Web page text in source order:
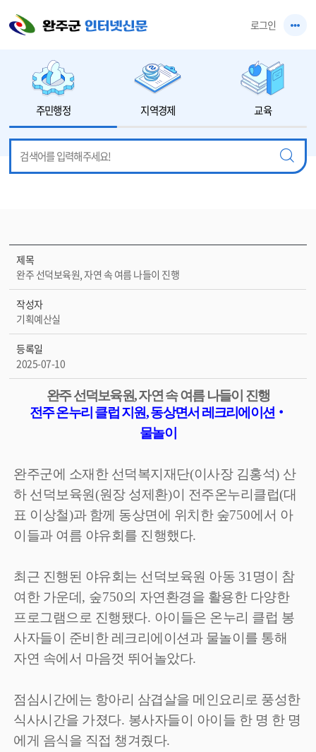
로그인
주민행정 지역경제 교육
제목
완주 선덕보육원, 자연 속 여름 나들이 진행
작성자
기획예산실
등록일
2025-07-10
완주 선덕보육원,자연 속 여름 나들이 진행
전주 온누리 클럽 지원,동상면서 레크리에이션 ‧
물놀이
완주군에 소재한 선덕복지재단(이사장 김홍석) 산
하 선덕보육원(원장 성제환)이 전주온누리클럽(대
표 이상철)과 함께 동상면에 위치한 숲750에서 아
이들과 여름 야유회를 진행했다.
최근 진행된 야유회는 선덕보육원 아동 31 명이 참
여한 가운데, 숲750의 자연환경을 활용한 다양한
프로그램으로 진행됐다. 아이들은 온누리 클럽 봉
사자들이 준비한 레크리에이션과 물놀이를 통해
자연 속에서 마음껏 뛰어놀았다.
점심시간에는 항아리 삼겹살을 메인요리로 풍성한
식사시간을 가졌다. 봉사자들이 아이들 한 명 한 명
에게 음식을 직접 챙겨줬다.